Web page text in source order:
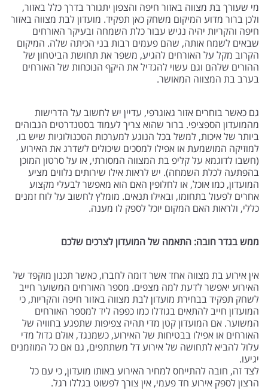
מי שעורך בת מצווה באזור חיפה והצפון יתגורר בדרך כלל באזור,
ולכן ברור מדוע המיקום משחק כאן תפקיד. מועדון לבת מצווה באזור
חיפה והקריות יהיה נגיש עבור כלת השמחה ובעיקר האורחים
שבאים לשמח אותה, שהם פעמים רבות בני הכיתה שלה. המיקום
הקרוב מקל על האורחים להגיע, משפר את תחושת הביטחון של
ההורים שלהם וגם עשוי להגדיל את היקף הנוכחות של האורחים
בערב בת המצווה המאושר.
גם כאשר בוחרים אזור גאוגרפי, עדיין יש לחשוב על הדרישות
מהמועדון הספציפי. ברור שהוא צריך לעמוד בסטנדרטים הגבוהים
ביותר של איכות, למשל בכל הנוגע למערכות הטכנולוגיות שיש בו,
למוזיקה המושמעת או אפילו למסכים שיכולים לשדרג את האירוע
(חשבו לדוגמא על קליפ בת המצווה המסורתי, או על סרטון המוכן
בהפתעה לכלת השמחה). יש לראות אילו שירותים נלווים מציע
המועדון, כמו אוכל, או לחלופין האם הוא מאפשר לבעלי מקצוע
אחרים לפעול בתחומו, ובאילו תנאים. מומלץ לחשוב על לוח זמנים
כללי, ולראות האם המקום יוכל לספק לו מענה.
ממש בגדר חובה: התאמה של המועדון לצרכים שלכם
אין אירוע בת מצווה אחד אשר דומה לחברו, כאשר תכנון מוקפד של
האירוע יאפשר לדעת למה מצפים. מספר האורחים המשוער חייב
לשחק תפקיד בבחירת מועדון לבת מצווה באזור חיפה והקריות, כי
המועדון חייב להתאים בגודלו כמו כפפה ליד למספר האורחים
המשוער. אם המועדון קטן מדי תהיה צפיפות שתפגע בחוויה של
האורחים או אפילו בבטיחות של האירוע, כשמנגד, אולם גדול מדי
עלול להביא לתחושה של אירוע דל משתתפים, גם אם כל המוזמנים
יגיעו.
לצד זה, חובה להתייחס למחיר האירוע באותו מועדון, כי עם כל
הרצון לספק אירוע חד פעמי, אין צורך לפשוט בגללו רגל.